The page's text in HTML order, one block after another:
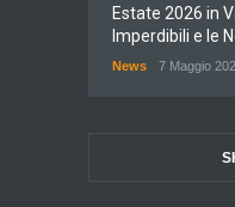
Estate 2026 in
Imperdibili e le
News 7 Maggio